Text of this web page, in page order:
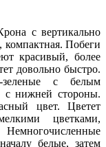
с вертикально
Побеги
красивый, более
довольно быстро.
с белым
с нижней стороны.
цвет. Цветет
цветками,
белые, затем